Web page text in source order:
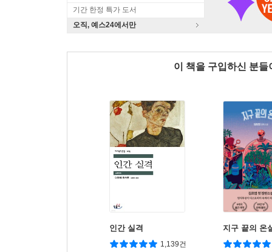
기간 한정 특가 도서
오직, 예스24에서만
이 책을 구입하신 분
인간 실격
1,139건
지구 끝의 온